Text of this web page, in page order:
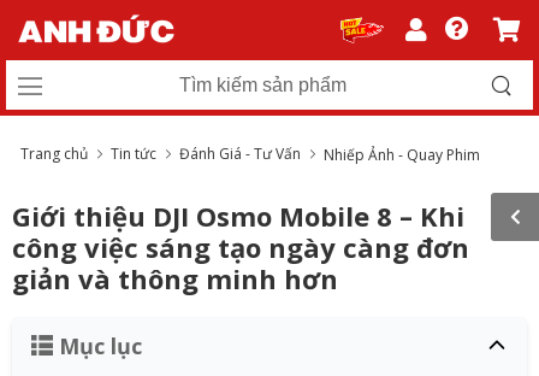
Trang chủ Tin tức Đánh Giá - Tư Vấn Nhiếp Ảnh - Quay Phim
Giới thiệu DJI Osmo Mobile 8 – Khi
công việc sáng tạo ngày càng đơn
giản và thông minh hơn
Mục lục